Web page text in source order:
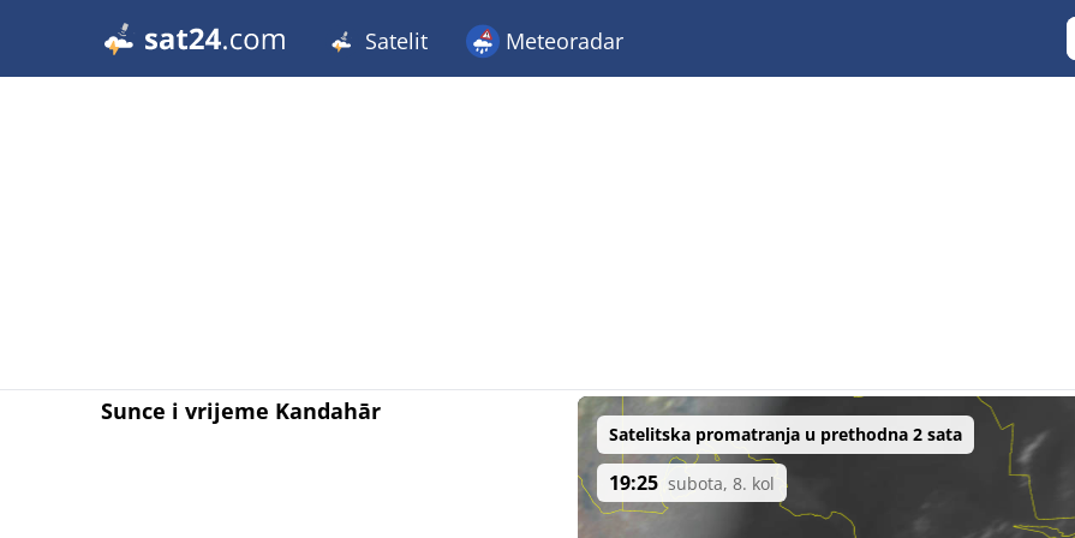
Satelit Meteoradar
Sunce i vrijeme Kandahār
Satelitska promatranja u prethodna 2 sata
19:25 subota, 8. kol